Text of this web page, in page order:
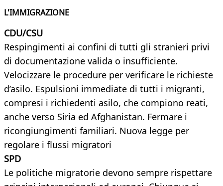
L'IMMIGRAZIONE
CDU/CSU
Respingimenti ai confini di tutti gli stranieri privi
di documentazione valida o insufficiente.
Velocizzare le procedure per verificare le richieste
d’asilo. Espulsioni immediate di tutti i migranti,
compresi i richiedenti asilo, che compiono reati,
anche verso Siria ed Afghanistan. Fermare i
ricongiungimenti familiari. Nuova legge per
regolare i flussi migratori
SPD
Le politiche migratorie devono sempre rispettare